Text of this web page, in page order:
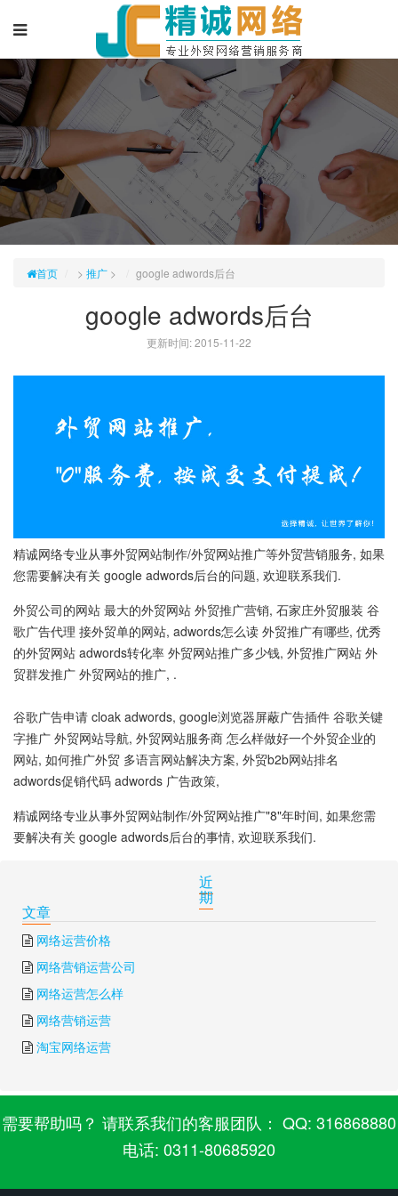
首页 > 推广 > google adwords后台
google adwords后台
更新时间: 2015-11-22
精诚网络专业从事外贸网站制作/外贸网站推广等外贸营销服务, 如果
您需要解决有关 google adwords后台的问题, 欢迎联系我们.
外贸公司的网站 最大的外贸网站 外贸推广营销, 石家庄外贸服装 谷
歌广告代理 接外贸单的网站, adwords怎么读 外贸推广有哪些, 优秀
的外贸网站 adwords转化率 外贸网站推广多少钱, 外贸推广网站 外
贸群发推广 外贸网站的推广, .
谷歌广告申请 cloak adwords, google浏览器屏蔽广告插件 谷歌关键
字推广 外贸网站导航, 外贸网站服务商 怎么样做好一个外贸企业的
网站, 如何推广外贸 多语言网站解决方案, 外贸b2b网站排名
adwords促销代码 adwords 广告政策,
精诚网络专业从事外贸网站制作/外贸网站推广"8"年时间, 如果您需
要解决有关 google adwords后台的事情, 欢迎联系我们.
近
期
文章
网络运营价格
网络营销运营公司
网络运营怎么样
网络营销运营
淘宝网络运营
需要帮助吗？ 请联系我们的客服团队： QQ: 316868880
电话: 0311-80685920